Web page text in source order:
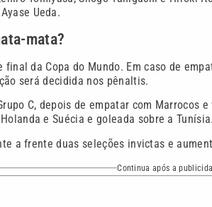
Ueda.
mata?
final da Copa do Mundo. Em caso de
será decidida nos pênaltis.
C, depois de empatar com Marrocos
e Suécia e goleada sobre a Tunísia.
a frente duas seleções invictas e
Continua após a